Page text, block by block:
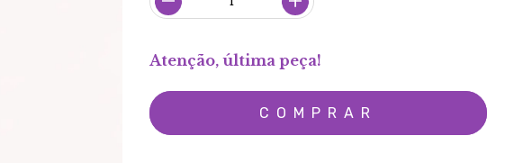
Atenção, última peça!